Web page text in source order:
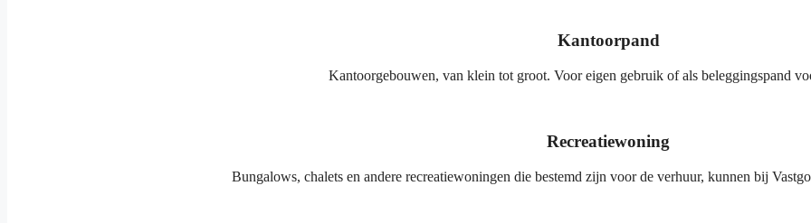
Kantoorpand
Kantoorgebouwen, van klein tot groot. Voor eigen gebruik of als beleggingspand
Recreatiewoning
Bungalows, chalets en andere recreatiewoningen die bestemd zijn voor de verhuur, kunnen bij